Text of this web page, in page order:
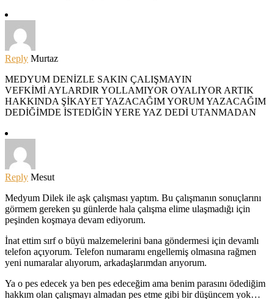
Reply Murtaz
MEDYUM DENİZLE SAKIN ÇALIŞMAYIN
VEFKİMİ AYLARDIR YOLLAMIYOR OYALIYOR ARTIK
HAKKINDA ŞİKAYET YAZACAĞIM YORUM YAZACAĞIM
DEDİĞİMDE İSTEDİĞİN YERE YAZ DEDİ UTANMADAN
Reply Mesut
Medyum Dilek ile aşk çalışması yaptım. Bu çalışmanın sonuçlarını
görmem gereken şu günlerde hala çalışma elime ulaşmadığı için
peşinden koşmaya devam ediyorum.
İnat ettim sırf o büyü malzemelerini bana göndermesi için devamlı
telefon açıyorum. Telefon numaramı engellemiş olmasına rağmen
yeni numaralar alıyorum, arkadaşlarımdan arıyorum.
Ya o pes edecek ya ben pes edeceğim ama benim parasını ödediğim
hakkım olan çalışmayı almadan pes etme gibi bir düşüncem yok…